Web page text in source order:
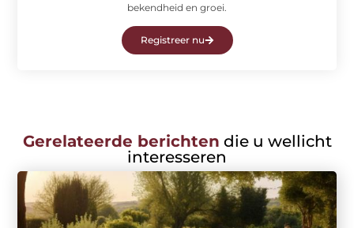
bekendheid en groei.
Registreer nu
Gerelateerde berichten die u wellicht
interesseren